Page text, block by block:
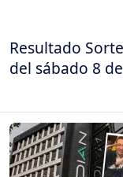
Resultado
del sábado 8